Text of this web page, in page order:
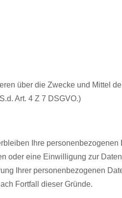
über die Zwecke und Mittel
Art. 4 Z 7 DSGVO.)
Ihre personenbezogenen
oder eine Einwilligung zur
Ihrer personenbezogenen
Fortfall dieser Gründe.